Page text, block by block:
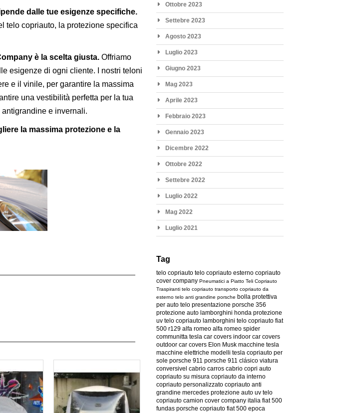
dalle tue esigenze specifiche.
telo copriauto, la protezione specifica
è la scelta giusta. Offriamo
esigenze di ogni cliente. I nostri teloni
e il vinile, per garantire la massima
una vestibilità perfetta per la tua
e invernali.
la massima protezione e la
Ottobre 2023
Settebre 2023
Agosto 2023
Luglio 2023
Giugno 2023
Mag 2023
Aprile 2023
Febbraio 2023
Gennaio 2023
Dicembre 2022
Ottobre 2022
Settebre 2022
Luglio 2022
Mag 2022
Luglio 2021
Tag
telo copriauto telo copriauto esterno copriauto
cover company Pneumatici a Piatto Teli Copriauto
Traspiranti telo copriauto transporto copriauto da
esterno telo anti grandine porsche bolla protettiva
per auto telo presentazione porsche 356
protezione auto lamborghini honda protezione
uv telo copriauto lamborghini telo copriauto fiat
500 r129 alfa romeo alfa romeo spider
communitta tesla car covers indoor car covers
outdoor car covers Elon Musk macchine tesla
macchine elettriche modelli tesla copriauto per
sole porsche 911 porsche 911 clásico viatura
conversivel cabrio carros cabrio copri auto
copriauto su misura copriauto da interno
copriauto personalizzato copriauto anti
grandine mercedes protezione auto uv telo
copriauto camion cover company italia fiat 500
fundas porsche copriauto fiat 500 epoca